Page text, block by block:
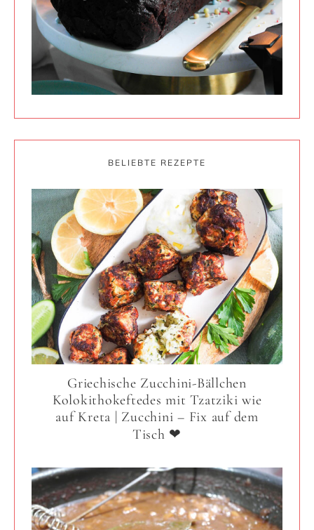
BELIEBTE REZEPTE
Griechische Zucchini-Bällchen
Kolokithokeftedes mit Tzatziki wie
auf Kreta | Zucchini – Fix auf dem
Tisch ❤